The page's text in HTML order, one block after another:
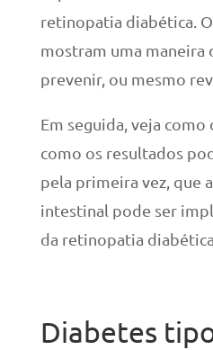
retinopatia diabética.
mostram uma maneira
prevenir, ou mesmo
Em seguida, veja
como os resultados
pela primeira vez, que
intestinal pode ser
da retinopatia diabética.
Diabetes